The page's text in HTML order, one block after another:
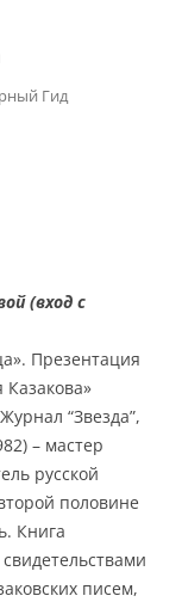
Гид
(вход с
Презентация
“Звезда”,
– мастер
русской
половине
Книга
писем,